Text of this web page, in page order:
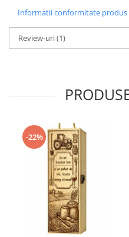
Informatii conformitate produs
Review-uri(1)
-22%